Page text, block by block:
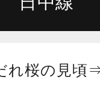
れ桜の見頃